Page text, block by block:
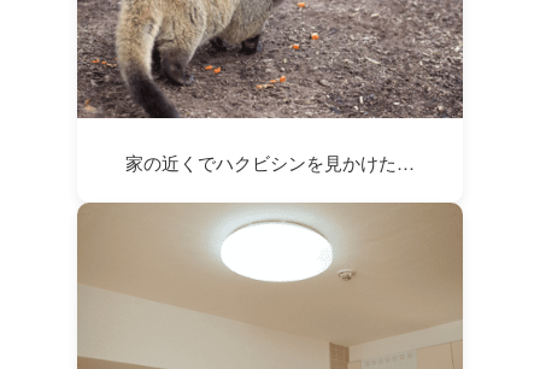
家の近くでハクビシンを見かけた…